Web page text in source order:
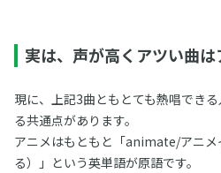
実は、声が高くアツい曲は
現に、上記3曲ともとても熱唱でき
る共通点があります。
アニメはもともと「animate/アニ
る）」という英単語が原語です。